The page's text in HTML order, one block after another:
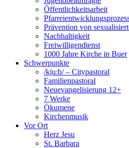
Öffentlichkeitsarbeit
Prävention von
Nachhaltigkeit
Freiwilligendienst
1000 Jahre Kirche in Buer
Schwerpunkte
/kju:b/ – Citypastoral
Familienpastoral
Neuevangelisierung 12+
7 Werke
Ökumene
Kirchenmusik
Vor Ort
Herz Jesu
St. Barbara